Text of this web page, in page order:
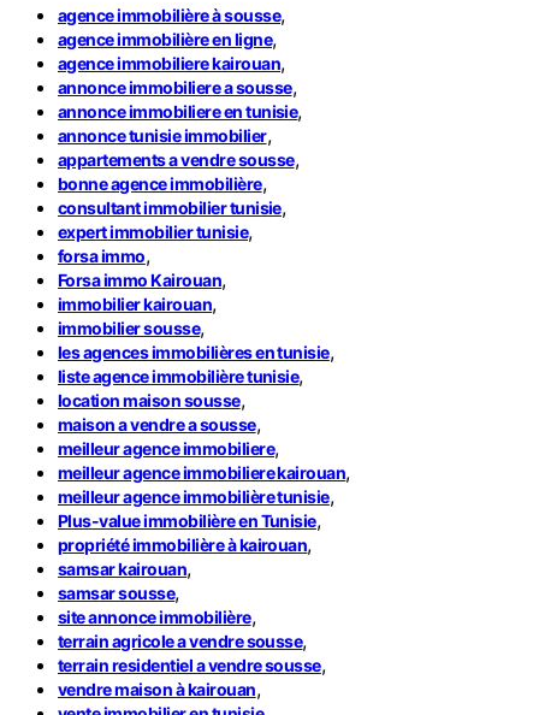
agence immobilière à sousse,
agence immobilière en ligne,
agence immobiliere kairouan,
annonce immobiliere a sousse,
annonce immobiliere en tunisie,
annonce tunisie immobilier,
appartements a vendre sousse,
bonne agence immobilière,
consultant immobilier tunisie,
expert immobilier tunisie,
forsa immo,
Forsa immo Kairouan,
immobilier kairouan,
immobilier sousse,
les agences immobilières en tunisie,
liste agence immobilière tunisie,
location maison sousse,
maison a vendre a sousse,
meilleur agence immobiliere,
meilleur agence immobiliere kairouan,
meilleur agence immobilière tunisie,
Plus-value immobilière en Tunisie,
propriété immobilière à kairouan,
samsar kairouan,
samsar sousse,
site annonce immobilière,
terrain agricole a vendre sousse,
terrain residentiel a vendre sousse,
vendre maison à kairouan,